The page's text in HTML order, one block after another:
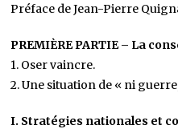
Préface de Jean-Pierre
PREMIÈRE PARTIE – La
1. Oser vaincre.
2. Une situation de « ni
I. Stratégies nationales et